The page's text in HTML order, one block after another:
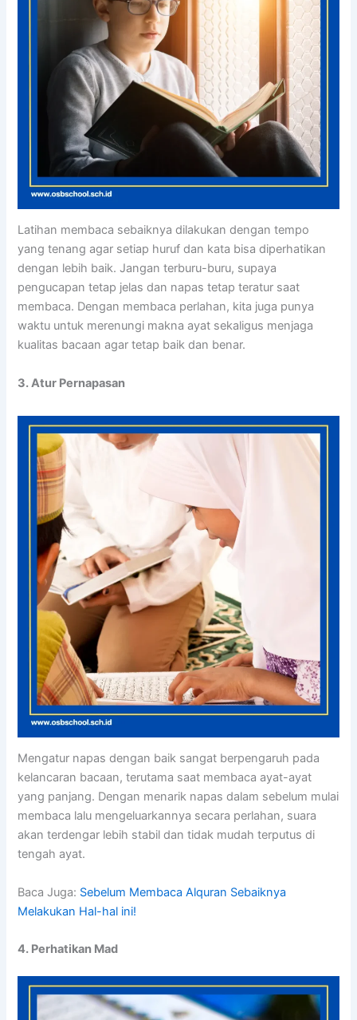
Latihan membaca sebaiknya dilakukan dengan tempo
yang tenang agar setiap huruf dan kata bisa diperhatikan
dengan lebih baik. Jangan terburu-buru, supaya
pengucapan tetap jelas dan napas tetap teratur saat
membaca. Dengan membaca perlahan, kita juga punya
waktu untuk merenungi makna ayat sekaligus menjaga
kualitas bacaan agar tetap baik dan benar.
3. Atur Pernapasan
Mengatur napas dengan baik sangat berpengaruh pada
kelancaran bacaan, terutama saat membaca ayat-ayat
yang panjang. Dengan menarik napas dalam sebelum mulai
membaca lalu mengeluarkannya secara perlahan, suara
akan terdengar lebih stabil dan tidak mudah terputus di
tengah ayat.
Baca Juga: Sebelum Membaca Alquran Sebaiknya
Melakukan Hal-hal ini!
4. Perhatikan Mad